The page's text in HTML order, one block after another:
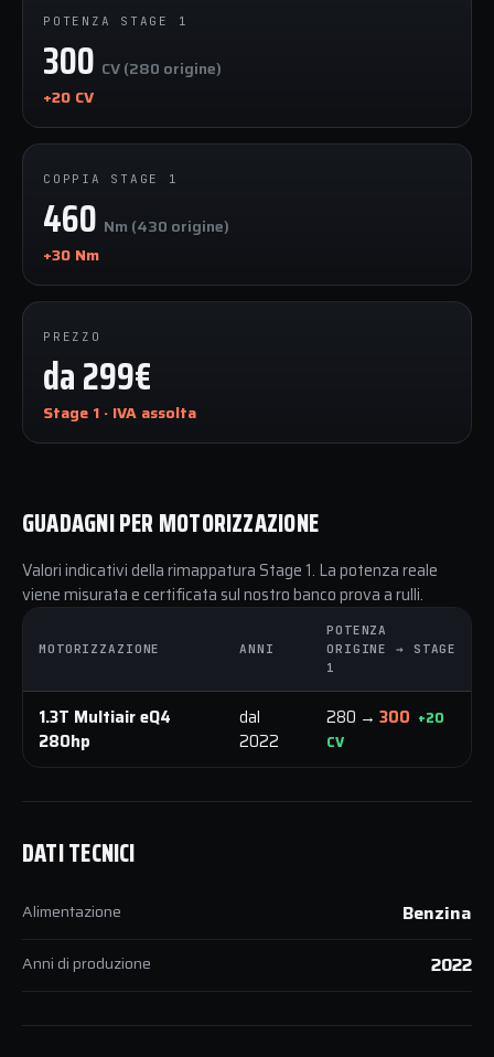
POTENZA STAGE 1
300 CV (280 origine)
+20 CV
COPPIA STAGE 1
460 Nm (430 origine)
+30 Nm
PREZZO
da 299€
Stage 1 · IVA assolta
GUADAGNI PER MOTORIZZAZIONE
Valori indicativi della rimappatura Stage 1. La potenza reale
viene misurata e certificata sul nostro banco prova a rulli.
MOTORIZZAZIONE ANNI
POTENZA
ORIGINE → STAGE
1
1.3T Multiair eQ4
280hp
dal
2022
280 → 300 +20
CV
DATI TECNICI
Alimentazione Benzina
Anni di produzione 2022